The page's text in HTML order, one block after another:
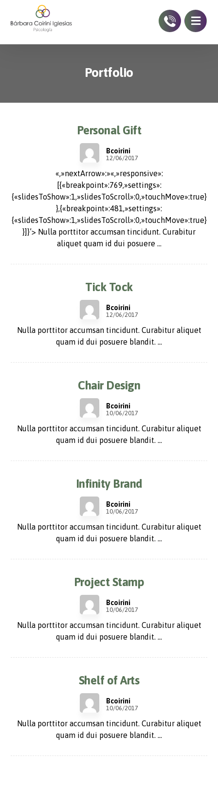
Portfolio
Personal Gift
Bcoirini
12/06/2017
«,»nextArrow»:»«,»responsive»:
[{«breakpoint»:769,»settings»:
{«slidesToShow»:1,»slidesToScroll»:0,»touchMove»:true}
},{«breakpoint»:481,»settings»:
{«slidesToShow»:1,»slidesToScroll»:0,»touchMove»:true}
}]}’> Nulla porttitor accumsan tincidunt. Curabitur
aliquet quam id dui posuere ...
Tick Tock
Bcoirini
12/06/2017
Nulla porttitor accumsan tincidunt. Curabitur aliquet
quam id dui posuere blandit. ...
Chair Design
Bcoirini
10/06/2017
Nulla porttitor accumsan tincidunt. Curabitur aliquet
quam id dui posuere blandit. ...
Infinity Brand
Bcoirini
10/06/2017
Nulla porttitor accumsan tincidunt. Curabitur aliquet
quam id dui posuere blandit. ...
Project Stamp
Bcoirini
10/06/2017
Nulla porttitor accumsan tincidunt. Curabitur aliquet
quam id dui posuere blandit. ...
Shelf of Arts
Bcoirini
10/06/2017
Nulla porttitor accumsan tincidunt. Curabitur aliquet
quam id dui posuere blandit. ...